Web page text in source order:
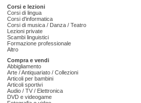
Corsi e lezioni
Corsi di lingua
Corsi d'informatica
Corsi di musica / Danza / Teatro
Lezioni private
Scambi linguistici
Formazione professionale
Altro
Compra e vendi
Abbigliamento
Arte / Antiquariato / Collezioni
Articoli per bambini
Articoli sportivi
Audio / TV / Elettronica
DVD e videogame